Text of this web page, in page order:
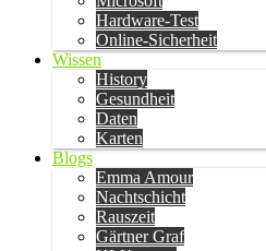
Hardware-Test
Online-Sicherheit
Wissen
History
Gesundheit
Daten
Karten
Blogs
Emma Amour
Nachtschicht
Rauszeit
Gärtner Graf